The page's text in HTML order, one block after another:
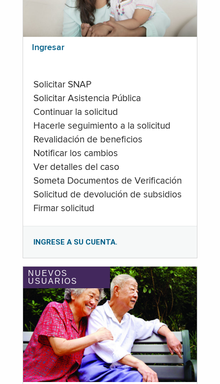
Ingresar
Solicitar SNAP
Solicitar Asistencia Pública
Continuar la solicitud
Hacerle seguimiento a la solicitud
Revalidación de beneficios
Notificar los cambios
Ver detalles del caso
Someta Documentos de Verificación
Solicitud de devolución de subsidios
Firmar solicitud
INGRESE A SU CUENTA.
NUEVOS
USUARIOS